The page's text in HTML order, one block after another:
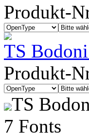
Produkt-
TS
Produkt-
TS
7 Fonts